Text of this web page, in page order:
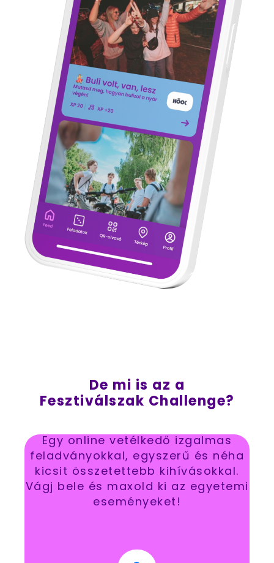
De mi is az a
Fesztiválszak Challenge?
Egy online vetélkedő izgalmas
feladványokkal, egyszerű és néha
kicsit összetettebb kihívásokkal.
Vágj bele és maxold ki az egyetemi
eseményeket!